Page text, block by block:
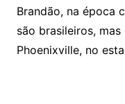
Brandão, na época
são brasileiros,
Phoenixville, no